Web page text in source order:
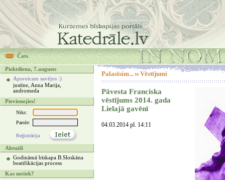
Čats
Piektdiena, 7.augusts
Apsveicam savējos :)
justīne, Anna Marija,
andromeda
Pievienojies!
Niks:
Parole:
Reģistrācija
Aktuāli
Godināmā bīskapa B.Sloskāna
beatifikācijas process
Kas notiek?
Palasīsim... Vēstījumi
Pāvesta Franciska
vēstījums 2014. gada
Lielajā gavēnī
04.03.2014 pl. 14:11